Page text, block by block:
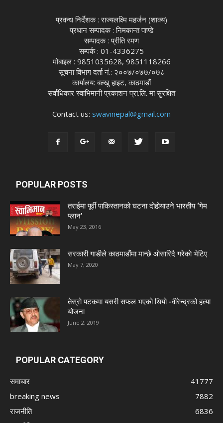
प्रवन्ध निर्देशक : राज्यलक्ष्मि महर्जन (शाक्य)
प्रधान सम्पादक : निमकान्त पाण्डे
सम्पादक : प्रीति रमण
सम्पर्क : 01-4336275
मोबाइल : 9851035628, 9851118266
सूचना विभाग दर्ता नं.: २००७/०७७/०७८
कार्यालय: बल्खु हाइट, काठमाडौं
सर्वाधिकार स्वाभिमानी प्रकाशन प्रा.लि. मा सुरक्षित
Contact us: swavinepal@gmail.com
POPULAR POSTS
तराईमा पूर्वी पाकिस्तानको घटना दोहोर्‍याउने भारतीय ‘गेम
प्लान’
May 23, 2016
सरकारी गाडीले काठमाडौंमा मान्छे ओसारिदै गरेकाे भेटिए
May 7, 2020
तेस्रो पटकमा यसरी सफल भएको थियो -वीरेन्द्रको हत्या
योजना
June 2, 2019
POPULAR CATEGORY
समाचार
41777
breaking news
7882
राजनीति
6836